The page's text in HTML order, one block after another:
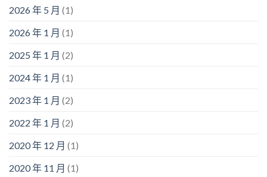
2026 年 5 月 (1)
2026 年 1 月 (1)
2025 年 1 月 (2)
2024 年 1 月 (1)
2023 年 1 月 (2)
2022 年 1 月 (2)
2020 年 12 月 (1)
2020 年 11 月 (1)